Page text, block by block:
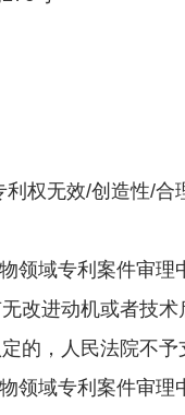
无效/创造性/合
域专利案件审理中
改进动机或者技
的，人民法院不予
域专利案件审理中